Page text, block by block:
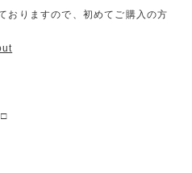
おりますので、初めてご購入の方